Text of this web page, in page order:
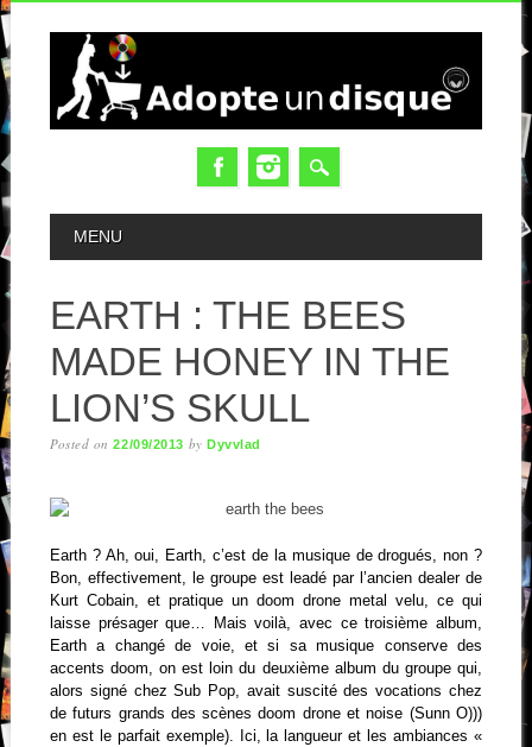
MAIN MENU
MENU
EARTH : THE BEES
MADE HONEY IN THE
LION’S SKULL
Posted on22/09/2013 byDyvvlad
Earth ? Ah, oui, Earth, c’est de la musique de drogués, non ?
Bon, effectivement, le groupe est leadé par l’ancien dealer de
Kurt Cobain, et pratique un doom drone metal velu, ce qui
laisse présager que… Mais voilà, avec ce troisième album,
Earth a changé de voie, et si sa musique conserve des
accents doom, on est loin du deuxième album du groupe qui,
alors signé chez Sub Pop, avait suscité des vocations chez
de futurs grands des scènes doom drone et noise (Sunn O)))
en est le parfait exemple). Ici, la langueur et les ambiances «